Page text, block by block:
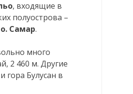
, входящие в
полуострова –
о. Самар.
много
2 460 м. Другие
Булусан в